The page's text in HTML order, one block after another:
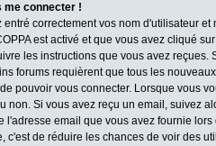
me connecter !
correctement vos nom d'utilisateur
est activé et que vous avez cliqué
les instructions que vous avez reçues.
forums requièrent que tous les
pouvoir vous connecter. Lorsque vous
non. Si vous avez reçu un email, suivez
l'adresse email que vous avez fournie
c'est de réduire les chances de voir des